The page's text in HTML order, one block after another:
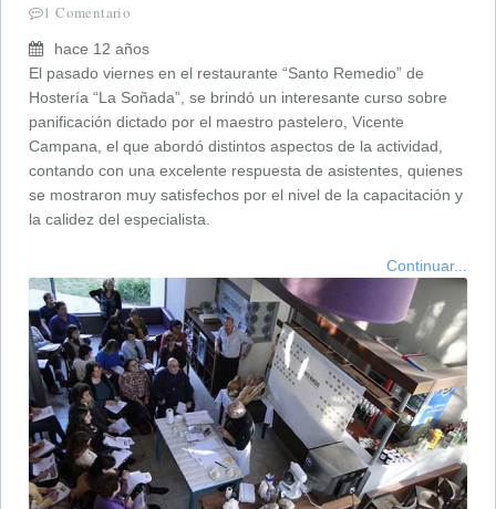
1 Comentario
hace 12 años
El pasado viernes en el restaurante “Santo Remedio” de
Hostería “La Soñada”, se brindó un interesante curso sobre
panificación dictado por el maestro pastelero, Vicente
Campana, el que abordó distintos aspectos de la actividad,
contando con una excelente respuesta de asistentes, quienes
se mostraron muy satisfechos por el nivel de la capacitación y
la calidez del especialista.
Continuar...